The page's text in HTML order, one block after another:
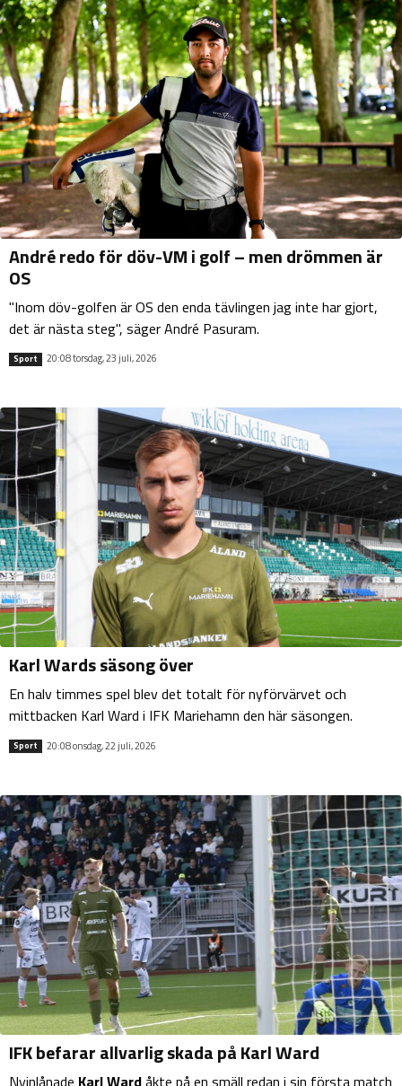
André redo för döv-VM i golf – men drömmen är
OS
"Inom döv-golfen är OS den enda tävlingen jag inte har gjort,
det är nästa steg", säger André Pasuram.
Sport 20:08 torsdag, 23 juli, 2026
Karl Wards säsong över
En halv timmes spel blev det totalt för nyförvärvet och
mittbacken Karl Ward i IFK Mariehamn den här säsongen.
Sport 20:08 onsdag, 22 juli, 2026
IFK befarar allvarlig skada på Karl Ward
Nyinlånade Karl Wardåkte på en smäll redan i sin första match